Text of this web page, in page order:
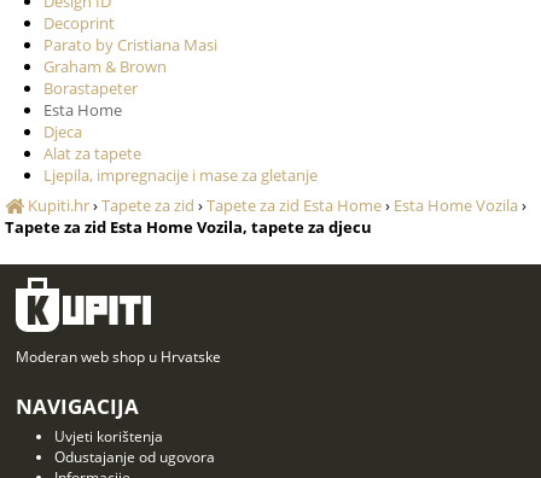
Decoprint
Parato by Cristiana Masi
Graham & Brown
Borastapeter
Esta Home
Djeca
Alat za tapete
Ljepila, impregnacije i mase za gletanje
Kupiti.hr›Tapete za zid ›Tapete za zid Esta Home› Esta Home Vozila›
Tapete za zid Esta Home Vozila, tapete za djecu
Moderan web shop u Hrvatske
NAVIGACIJA
Uvjeti korištenja
Odustajanje od ugovora